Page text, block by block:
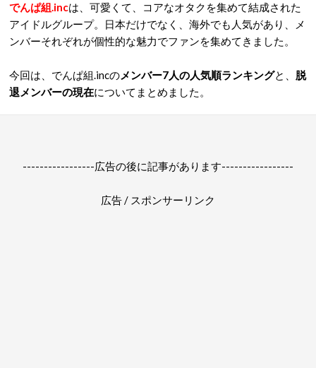
でんぱ組.incは、可愛くて、コアなオタクを集めて結成された
アイドルグループ。日本だけでなく、海外でも人気があり、メ
ンバーそれぞれが個性的な魅力でファンを集めてきました。
今回は、でんぱ組.incのメンバー7人の人気順ランキングと、 脱
退メンバーの現在についてまとめました。
-----------------広告の後に記事があります-----------------
広告 / スポンサーリンク